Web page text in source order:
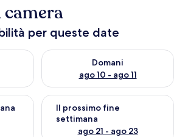
l
t
e
i
v
camera
per queste date
questa sera, ago 9 - ago 10
Domani
ago 10 - ago 11
Verifica la disponibilità per
questo fine settimana, ago 14 -
Il prossimo fine
settimana
ago 21 - ago 23
Verifica la disponibilità per il